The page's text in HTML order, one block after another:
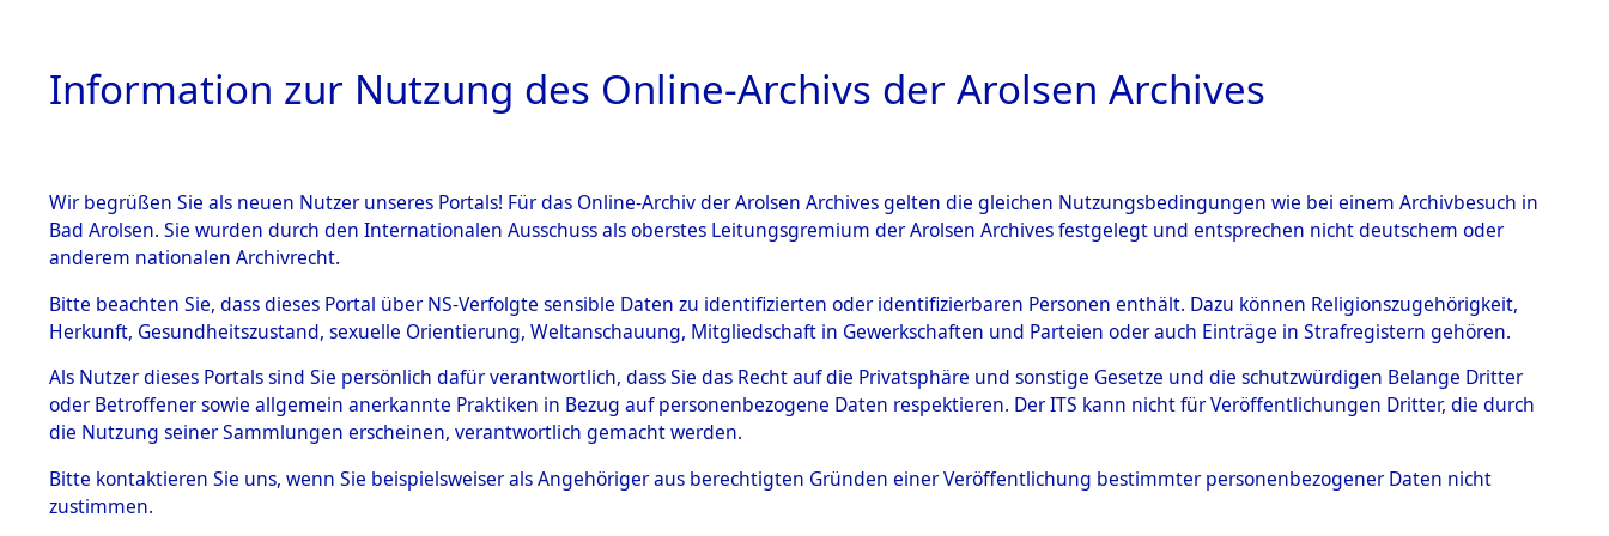
HOME BESTANDSBESCHREIBUNG PERSONENINDEX PERSON
BESTÄNDE
Inhaftierungsdoku
mente
1.2.9 Beim ITS
verwahrte
1.2.9.1
Effekten aus
5AktenfürBOCK, HEINZ
BOCK, HEINZ
geb. 28. Dezember 1925
Land
Deutschland
Information zur Nutzung des Online-Archivs der Arolsen Archives
Wir begrüßen Sie als neuen Nutzer unseres Portals! Für das Online-Archiv der Arolsen Archives gelten die gleichen Nutzungsbedingungen wie bei einem Archivbesuch in
Bad Arolsen. Sie wurden durch den Internationalen Ausschuss als oberstes Leitungsgremium der Arolsen Archives festgelegt und entsprechen nicht deutschem oder
anderem nationalen Archivrecht.
Bitte beachten Sie, dass dieses Portal über NS-Verfolgte sensible Daten zu identifizierten oder identifizierbaren Personen enthält. Dazu können Religionszugehörigkeit,
Herkunft, Gesundheitszustand, sexuelle Orientierung, Weltanschauung, Mitgliedschaft in Gewerkschaften und Parteien oder auch Einträge in Strafregistern gehören.
Als Nutzer dieses Portals sind Sie persönlich dafür verantwortlich, dass Sie das Recht auf die Privatsphäre und sonstige Gesetze und die schutzwürdigen Belange Dritter
oder Betroffener sowie allgemein anerkannte Praktiken in Bezug auf personenbezogene Daten respektieren. Der ITS kann nicht für Veröffentlichungen Dritter, die durch
die Nutzung seiner Sammlungen erscheinen, verantwortlich gemacht werden.
Bitte kontaktieren Sie uns, wenn Sie beispielsweiser als Angehöriger aus berechtigten Gründen einer Veröffentlichung bestimmter personenbezogener Daten nicht
zustimmen.